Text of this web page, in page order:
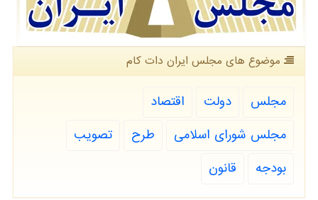
موضوع های مجلس ایران دات كام
مجلس دولت
اقتصاد
مجلس شورای اسلامی
طرح
تصویب
بودجه
قانون